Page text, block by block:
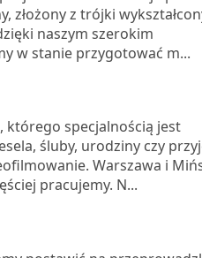
złożony z trójki
naszym szerokim
w stanie przygotować m...
specjalnością jest
śluby, urodziny czy
Warszawa i
pracujemy. N...